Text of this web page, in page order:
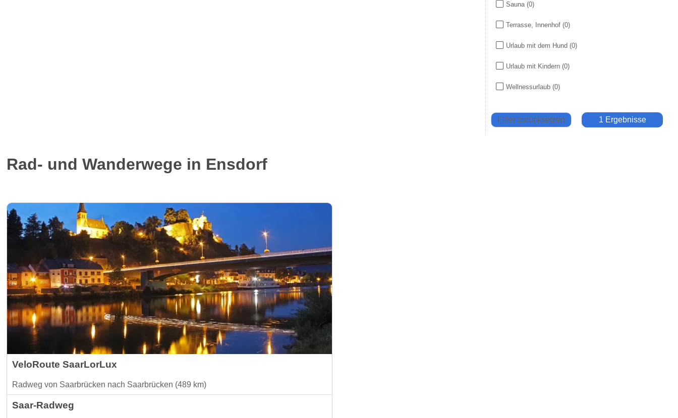
Sauna (0)
Terrasse, Innenhof (0)
Urlaub mit dem Hund (0)
Urlaub mit Kindern (0)
Wellnessurlaub (0)
Filter zurücksetzen 1 Ergebnisse
Rad- und Wanderwege in Ensdorf
VeloRoute SaarLorLux
Radweg von Saarbrücken nach Saarbrücken (489 km)
Saar-Radweg